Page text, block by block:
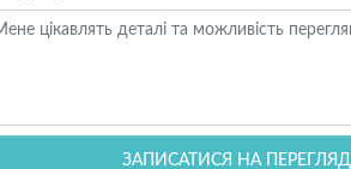
ЗАПИСАТИСЯ НА ПЕРЕГЛЯД